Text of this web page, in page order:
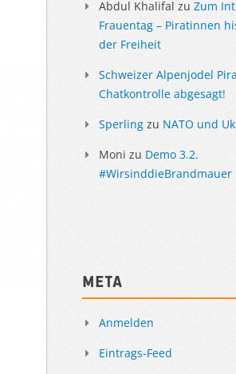
Abdul Khalifal zu Zum
Frauentag – Piratinnen
der Freiheit
Schweizer Alpenjodel
Chatkontrolle abgesagt!
Sperling zu NATO und
Moni zu Demo 3.2.
#WirsinddieBrandmauer
Meta
Anmelden
Eintrags-Feed